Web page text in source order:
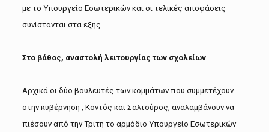
με το Υπουργείο Εσωτερικών και οι τελικές αποφάσεις
συνίστανται στα εξής
Στο βάθος, αναστολή λειτουργίας των σχολείων
Αρχικά οι δύο βουλευτές των κομμάτων που συμμετέχουν
στην κυβέρνηση , Κοντός και Σαλτούρος, αναλαμβάνουν να
πιέσουν από την Τρίτη το αρμόδιο Υπουργείο Εσωτερικών